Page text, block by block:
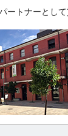
ートナーとして